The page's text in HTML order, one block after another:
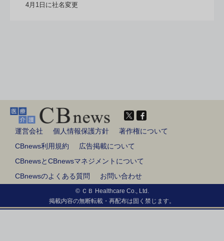
4月1日に社名変更
運営会社 個人情報保護方針
著作権について
CBnews利用規約
広告掲載について
CBnewsとCBnewsマネジメントについて
CBnewsのよくある質問
お問い合わせ
© ＣＢ Healthcare Co., Ltd.
掲載内容の無断転載・再配布は固く禁じます。